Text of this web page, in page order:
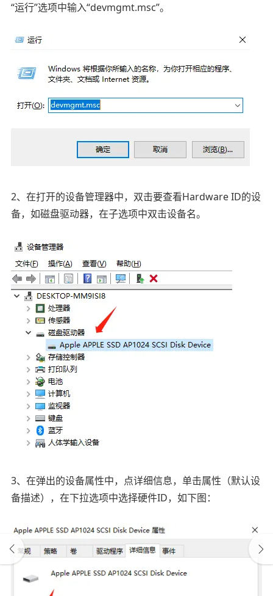
“运行”选项中输入“devmgmt.msc”。
2、在打开的设备管理器中，双击要查看Hardware ID的设
备，如磁盘驱动器，在子选项中双击设备名。
3、在弹出的设备属性中，点详细信息，单击属性（默认设
备描述），在下拉选项中选择硬件ID，如下图：